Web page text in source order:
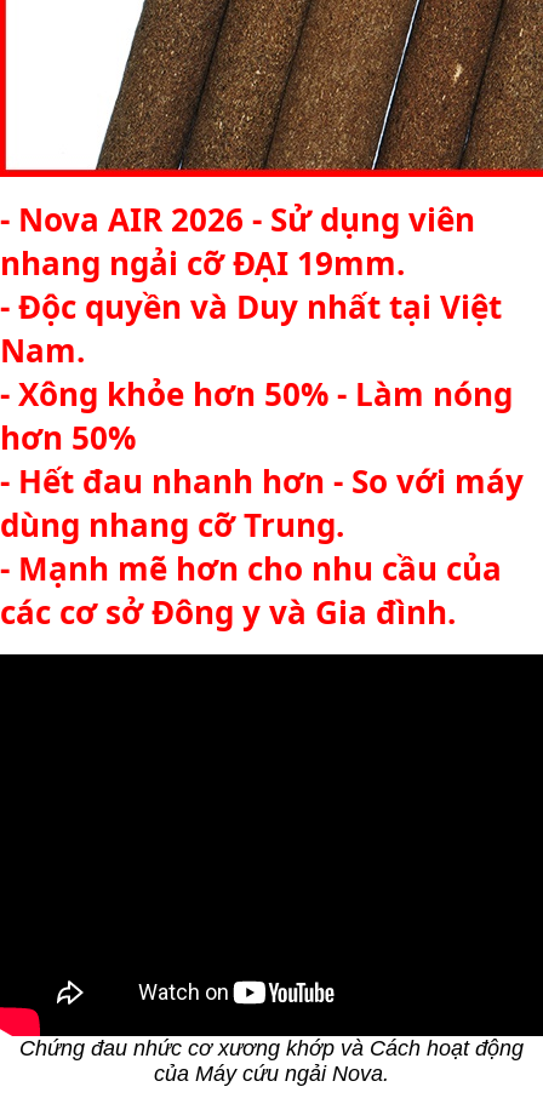
- Nova AIR 2026 - Sử dụng viên
nhang ngải cỡ ĐẠI 19mm.
- Độc quyền và Duy nhất tại Việt
Nam.
- Xông khỏe hơn 50% - Làm nóng
hơn 50%
- Hết đau nhanh hơn - So với máy
dùng nhang cỡ Trung.
- Mạnh mẽ hơn cho nhu cầu của
các cơ sở Đông y và Gia đình.
Chứng đau nhức cơ xương khớp và Cách hoạt động
của Máy cứu ngải Nova.